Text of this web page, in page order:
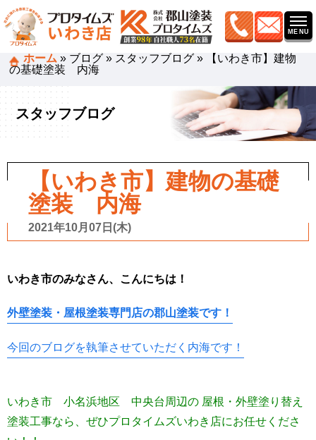
ホーム » ブログ » スタッフブログ »
【いわき市】建物
の基礎塗装 内海
スタッフブログ
【いわき市】建物の基礎
塗装 内海
2021年10月07日(木)
いわき市のみなさん、こんにちは！
外壁塗装・屋根塗装専門店の郡山塗装です！
今回のブログを執筆させていただく内海です！
いわき市 小名浜地区 中央台周辺の 屋根・外壁塗り替え
塗装工事なら、ぜひプロタイムズいわき店にお任せくださ